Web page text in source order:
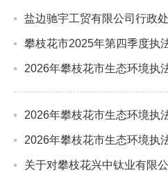
盐边驰宇工贸有限公司行政
攀枝花市2025年第四季度执
2026年攀枝花市生态环境执
2026年攀枝花市生态环境执
2026年攀枝花市生态环境执
关于对攀枝花兴中钛业有限